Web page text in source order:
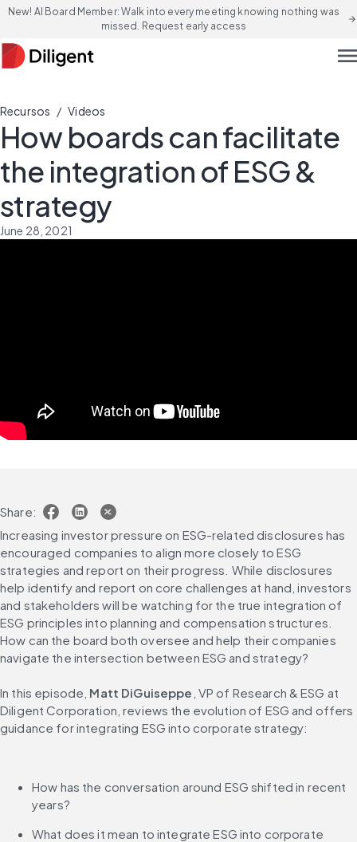
New! AI Board Member: Walk into every meeting knowing nothing was
missed. Request early access
arrow_forward
Recursos / Videos
How boards can facilitate
the integration of ESG &
strategy
June 28, 2021
Share:
Increasing investor pressure on ESG-related disclosures has
encouraged companies to align more closely to ESG
strategies and report on their progress. While disclosures
help identify and report on core challenges at hand, investors
and stakeholders will be watching for the true integration of
ESG principles into planning and compensation structures.
How can the board both oversee and help their companies
navigate the intersection between ESG and strategy?
In this episode, Matt DiGuiseppe , VP of Research & ESG at
Diligent Corporation, reviews the evolution of ESG and offers
guidance for integrating ESG into corporate strategy:
How has the conversation around ESG shifted in recent
years?
What does it mean to integrate ESG into corporate